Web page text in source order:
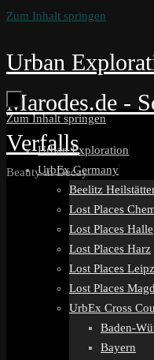
Zum Inhalt springen
Urban
Marodes.de -
Verfalls
Beauty in Decay
Zum Inhalt springen
Urban Exploration
UrbEx Germany
Beelitz
Lost Places
Lost Places Halle
Lost Places Harz
Lost Places
Lost Places
UrbEx Cross
Baden-
Bayern